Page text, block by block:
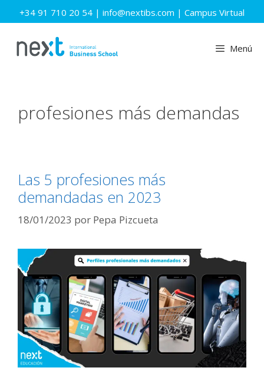
Saltar
al
+34 91 710 20 54 | info@nextibs.com | Campus Virtual
Menú
profesiones más demandas
Las 5 profesiones más
demandadas en 2023
18/01/2023 por Pepa Pizcueta